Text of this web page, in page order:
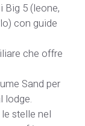
Big 5 (leone,
con guide
che offre
Sand per
lodge.
stelle nel